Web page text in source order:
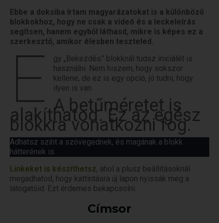
Ebbe a doksiba írtam magyarázatokat is a különböző
blokkokhoz, hogy ne csak a videó és a leckeleírás
segítsen, hanem egyből láthasd, mikre is képes ez a
szerkesztő, amikor élesben teszteled.
E
gy „Bekezdés” blokknál tudsz iniciálét is
használni. Nem hiszem, hogy sokszor
kellene, de ez is egy opció, jó tudni, hogy
ilyen is van.
A betűméretet is
alakíthatod. Ez az egész
blokkra vonatkozni fog.
Adhatsz színt a szövegednek, és magának a blokk
hátterének is.
Linkeket is készíthetsz, ahol a plusz beállításoknál
megadhatod, hogy kattintásra új lapon nyissák meg a
látogatóid. Ezt érdemes bekapcsolni.
Címsor